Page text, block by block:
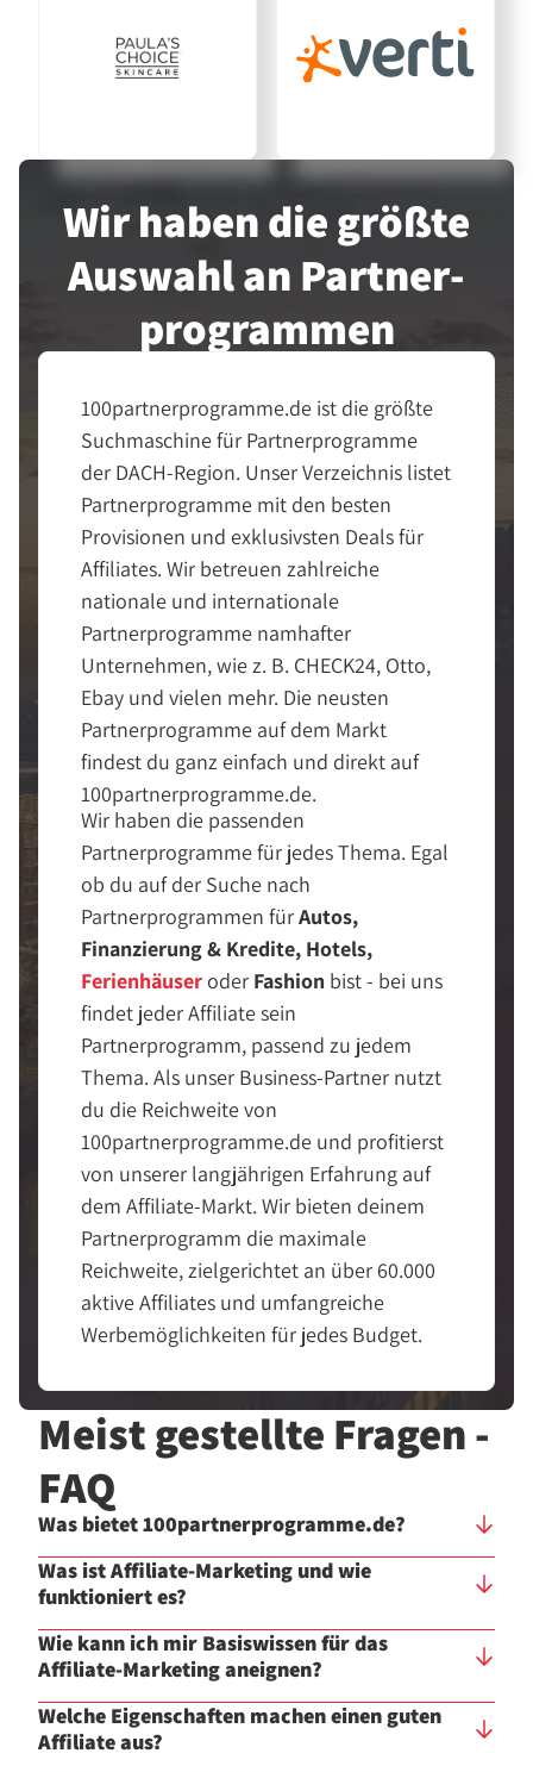
Wir haben die größte
Auswahl an Partner­
programmen
100partnerprogramme.de ist die größte
Suchmaschine für Partnerprogramme
der DACH-Region. Unser Verzeichnis listet
Partnerprogramme mit den besten
Provisionen und exklusivsten Deals für
Affiliates. Wir betreuen zahlreiche
nationale und internationale
Partnerprogramme namhafter
Unternehmen, wie z. B. CHECK24, Otto,
Ebay und vielen mehr. Die neusten
Partnerprogramme auf dem Markt
findest du ganz einfach und direkt auf
100partnerprogramme.de.
Wir haben die passenden
Partnerprogramme für jedes Thema. Egal
ob du auf der Suche nach
Partnerprogrammen fürAutos,
Finanzierung & Kredite, Hotels,
Ferienhäuseroder Fashion bist - bei uns
findet jeder Affiliate sein
Partnerprogramm, passend zu jedem
Thema. Als unser Business-Partner nutzt
du die Reichweite von
100partnerprogramme.de und profitierst
von unserer langjährigen Erfahrung auf
dem Affiliate-Markt. Wir bieten deinem
Partnerprogramm die maximale
Reichweite, zielgerichtet an über 60.000
aktive Affiliates und umfangreiche
Werbemöglichkeiten für jedes Budget.
Meist gestellte Fragen -
FAQ
Was bietet 100partnerprogramme.de?
Was ist Affiliate-Marketing und wie
funktioniert es?
Wie kann ich mir Basiswissen für das
Affiliate-Marketing aneignen?
Welche Eigenschaften machen einen guten
Affiliate aus?